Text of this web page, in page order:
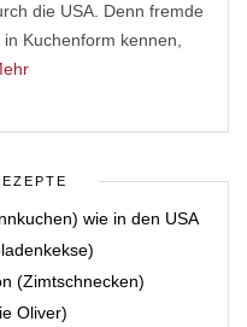
die USA. Denn fremde
Kuchenform kennen,
wie in den USA
(Zimtschnecken)
Oliver)